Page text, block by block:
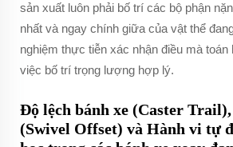
sản xuất luôn phải bố trí các bộ phận
nhất và ngay chính giữa của vật thể
nghiệm thực tiễn xác nhận điều mà toán
việc bố trí trọng lượng hợp lý.
Độ lệch bánh xe (Caster
(Swivel Offset) và Hành vi tự